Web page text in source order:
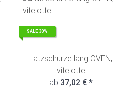
SALE 30%
Latzschürze lang OVEN,
vitelotte
ab 37,02 € *